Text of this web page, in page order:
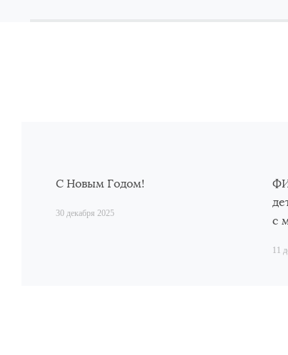
С Новым Годом!
30 декабря 2025
с
11